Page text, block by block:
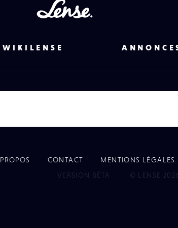
WIKILENSE
CONTACT
MENTIONS LÉGALES
VERSION BÊTA
© LENSE